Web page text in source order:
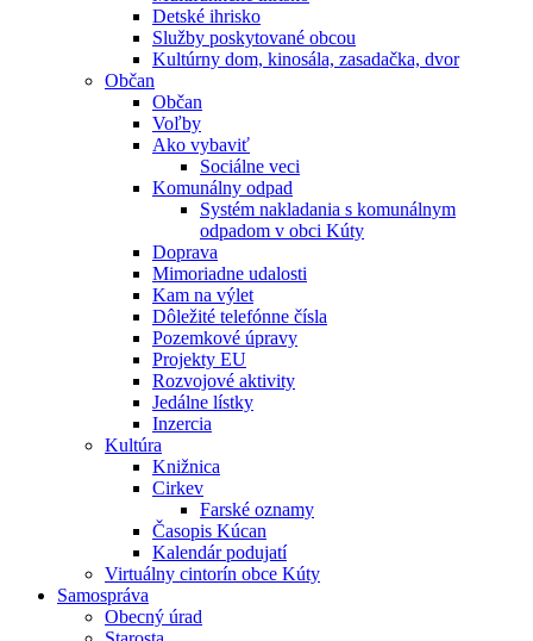
Detské ihrisko
Služby poskytované obcou
Kultúrny dom, kinosála, zasadačka, dvor
Občan
Občan
Voľby
Ako vybaviť
Sociálne veci
Komunálny odpad
Systém nakladania s komunálnym
odpadom v obci Kúty
Doprava
Mimoriadne udalosti
Kam na výlet
Dôležité telefónne čísla
Pozemkové úpravy
Projekty EU
Rozvojové aktivity
Jedálne lístky
Inzercia
Kultúra
Knižnica
Cirkev
Farské oznamy
Časopis Kúcan
Kalendár podujatí
Virtuálny cintorín obce Kúty
Samospráva
Obecný úrad